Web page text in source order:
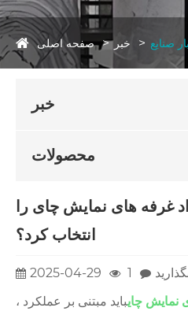
صفحه اصلی خبر صنایع
خبر
محصولات
غرفه های نمایش چای را
انتخاب کرد؟
2025-04-29 1
نمایش چایباید مبتنی بر عملکرد ،